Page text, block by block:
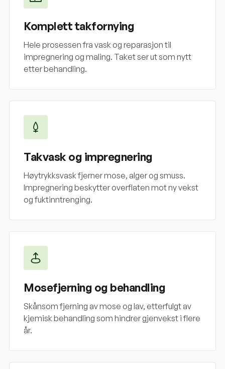
Komplett takfornying
Hele prosessen fra vask og reparasjon til
impregnering og maling. Taket ser ut som nytt
etter behandling.
Takvask og impregnering
Høytrykksvask fjerner mose, alger og smuss.
Impregnering beskytter overflaten mot ny vekst
og fuktinntrenging.
Mosefjerning og behandling
Skånsom fjerning av mose og lav, etterfulgt av
kjemisk behandling som hindrer gjenvekst i flere
år.